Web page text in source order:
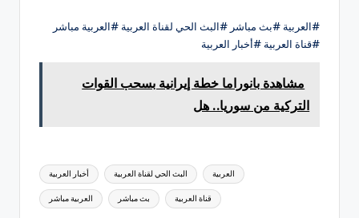
#العربية #بث مباشر #البث الحي لقناة العربية #العربية مباشر
#قناة العربية #أخبار العربية
مشاهدة بانوراما خطة إيرانية بسحب القوات
التركية من سوريا.. هل
أخبار العربية البث الحي لقناة العربية العربية
العربية مباشر بث مباشر قناة العربية